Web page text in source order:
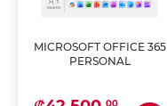
MICROSOFT OFFICE 365
PERSONAL
00